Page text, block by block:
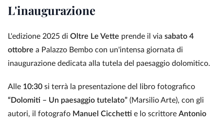
L'inaugurazione
L'edizione 2025 di Oltre Le Vette prende il via sabato 4
ottobre a Palazzo Bembo con un'intensa giornata di
inaugurazione dedicata alla tutela del paesaggio dolomitico.
Alle 10:30 si terrà la presentazione del libro fotografico
“Dolomiti – Un paesaggio tutelato” (Marsilio Arte), con gli
autori, il fotografo Manuel Cicchetti e lo scrittore Antonio